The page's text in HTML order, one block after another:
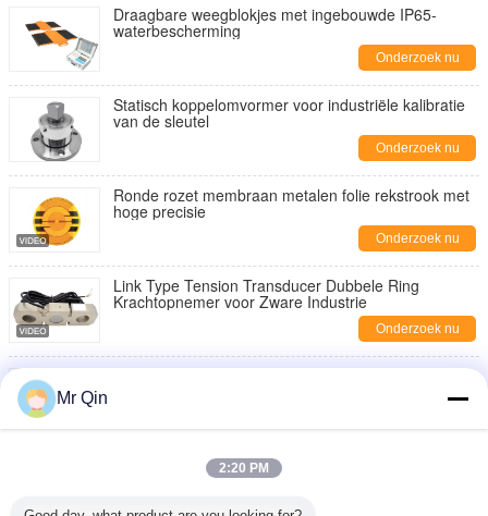
Draagbare weegblokjes met ingebouwde IP65-
waterbescherming
Onderzoek nu
Statisch koppelomvormer voor industriële kalibratie
van de sleutel
Onderzoek nu
Ronde rozet membraan metalen folie rekstrook met
hoge precisie
Onderzoek nu
Link Type Tension Transducer Dubbele Ring
Krachtopnemer voor Zware Industrie
Onderzoek nu
Max Capacity 20.000kg Portable Axle Scale Portable
Weighing for Various Applications
Mr Qin
2:20 PM